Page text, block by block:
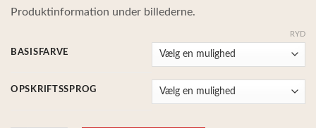
Produktinformation under billederne.
BASISFARVE
OPSKRIFTSSPROG
RYD